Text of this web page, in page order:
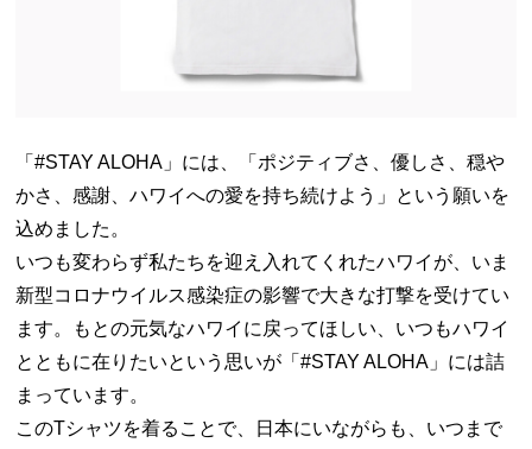
「#STAY ALOHA」には、「 ポジティブさ、優しさ、穏や
かさ、感謝、ハワイへの愛を持ち続けよう 」という願いを
込めました。
いつも変わらず私たちを迎え入れてくれたハワイが、いま
新型コロナウイルス感染症の影響で大きな打撃を受けてい
ます。もとの元気なハワイに戻ってほしい、いつもハワイ
とともに在りたいという思いが「#STAY ALOHA」には詰
まっています。
このTシャツを着ることで、日本にいながらも、いつまで